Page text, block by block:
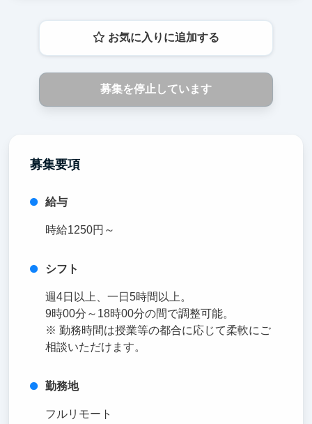
お気に入りに追加する
募集を停止しています
募集要項
給与
時給1250円～
シフト
週4日以上、一日5時間以上。
9時00分～18時00分の間で調整可能。
※ 勤務時間は授業等の都合に応じて柔軟にご
相談いただけます。
勤務地
フルリモート